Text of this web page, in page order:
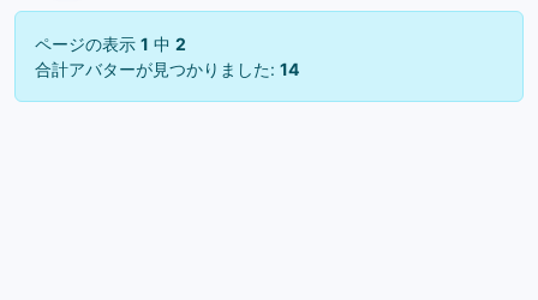
ページの表示 1 中 2
合計アバターが見つかりました: 14